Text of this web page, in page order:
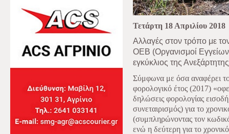
Τετάρτη 18 Απριλίου 2018
Αλλαγές στον τρόπο με
ΟΕΒ (Οργανισμοί Εγγείων
εγκύκλιος της
Σύμφωνα με όσα αναφέρει το
φορολογικό έτος (2017)
δηλώσεις φορολογίας
συνεταιρισμός) για το
(συμπληρώνοντας τον
ενώ η δεύτερη για το